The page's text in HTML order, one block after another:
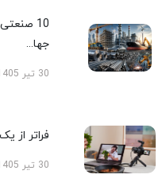
10 صنعتی
جها...
30 تیر 1405
فراتر از
30 تیر 1405